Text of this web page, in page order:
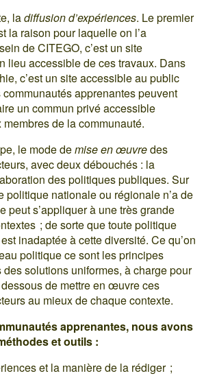
ladiffusion d’expériences. Le premier
la raison pour laquelle on l’a
de CITEGO, c’est un site
lieu accessible de ces travaux. Dans
c’est un site accessible au public
apprenantes peuvent
un commun privé accessible
de la communauté.
le mode demise en œuvredes
avec deux débouchés : la
des politiques publiques. Sur
politique nationale ou régionale n’a de
peut s’appliquer à une très grande
; de sorte que toute politique
inadaptée à cette diversité. Ce qu’on
politique ce sont les principes
des solutions uniformes, à charge pour
dessous de mettre en œuvre ces
au mieux de chaque contexte.
apprenantes, nous avons
et outils :
et la manière de la rédiger ;